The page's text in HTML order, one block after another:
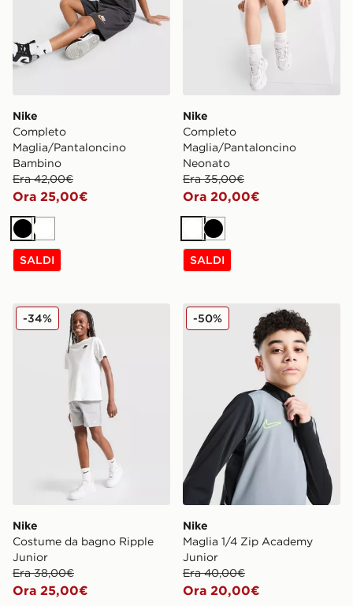
Nike
Completo
Maglia/Pantaloncino
Bambino
Era 42,00€
Ora 25,00€
NeroBianco
SALDI
Nike
Completo
Maglia/Pantaloncino
Neonato
Era 35,00€
Ora 20,00€
Bianco
Nero
SALDI
Nike Costume da bagno Ripple Junior
Nike
Costume da bagno Ripple
Junior
Era 38,00€
Ora 25,00€
-34% Nike Maglia 1/4 Zip
Nike
Maglia 1/4 Zip Academy
Junior
Era 40,00€
Ora 20,00€
-50%